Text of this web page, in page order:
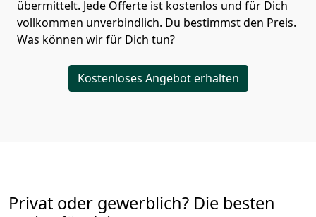
übermittelt. Jede Offerte ist kostenlos und für Dich
vollkommen unverbindlich. Du bestimmst den Preis.
Was können wir für Dich tun?
Kostenloses Angebot erhalten
Privat oder gewerblich? Die besten